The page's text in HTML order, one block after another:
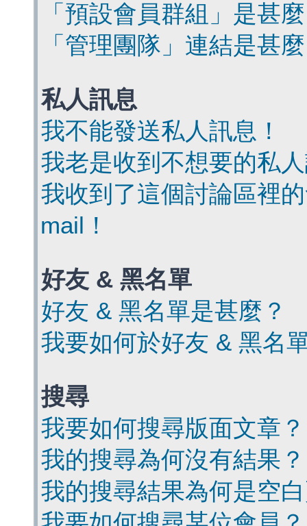
「預設會員群組」是甚
「管理團隊」連結是甚
私人訊息
我不能發送私人訊息！
我老是收到不想要的私
我收到了這個討論區裡
mail！
好友 & 黑名單
好友 & 黑名單是甚麼？
我要如何於好友 & 黑名
搜尋
我要如何搜尋版面文章？
我的搜尋為何沒有結果？
我的搜尋結果為何是空